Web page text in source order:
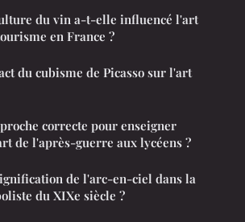
du vin a-t-elle influencé l'art
en France ?
du cubisme de Picasso sur l'art
correcte pour enseigner
de l'après-guerre aux lycéens ?
de l'arc-en-ciel dans la
du XIXe siècle ?